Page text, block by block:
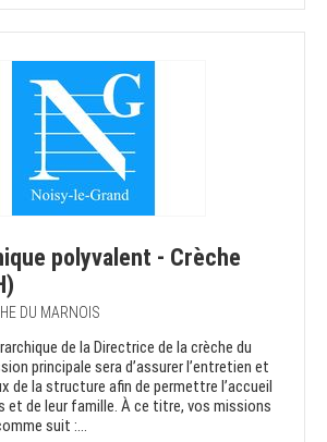
polyvalent - Crèche
DU MARNOIS
de la Directrice de la crèche du
principale sera d’assurer l’entretien et
de la structure afin de permettre l’accueil
et de leur famille. À ce titre, vos missions
suit :...